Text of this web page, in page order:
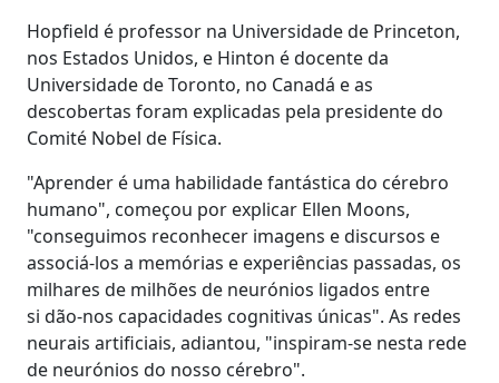
Hopfield é professor na Universidade de Princeton,
nos Estados Unidos, e Hinton é docente da
Universidade de Toronto, no Canadá e as
descobertas foram explicadas pela presidente do
Comité Nobel de Física.
"Aprender é uma habilidade fantástica do cérebro
humano", começou por explicar Ellen Moons,
"conseguimos reconhecer imagens e discursos e
associá-los a memórias e experiências passadas, os
milhares de milhões de neurónios ligados entre
si dão-nos capacidades cognitivas únicas". As redes
neurais artificiais, adiantou, "inspiram-se nesta rede
de neurónios do nosso cérebro".